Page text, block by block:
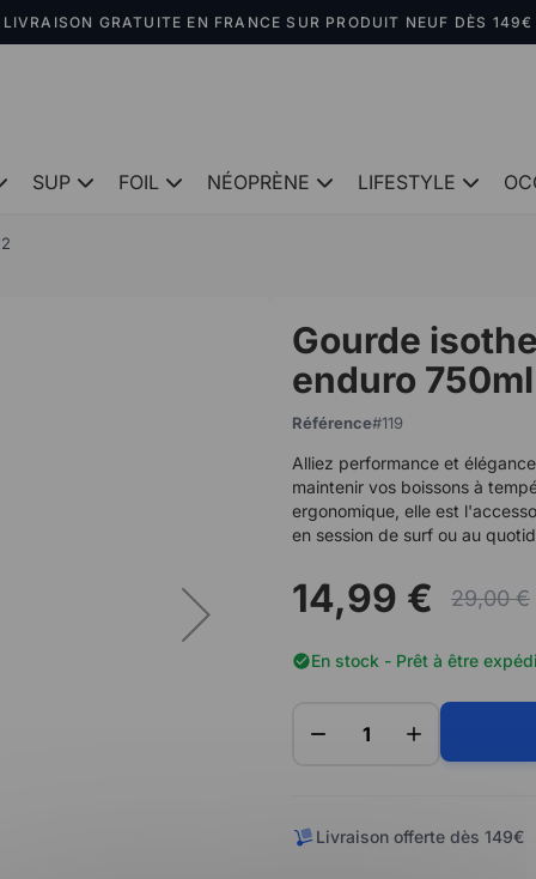
LIVRAISON GRATUITE EN FRANCE SUR PRODUIT NEUF DÈS 149€
SUP FOIL NÉOPRÈNE LIFESTYLE
Gourde
enduro
Référence 119
Alliez performance et
maintenir vos boissons à
ergonomique, elle est
en session de surf ou au
14,99 € 29,00 €
En stock - Prêt à être
Livraison offerte dès 149€